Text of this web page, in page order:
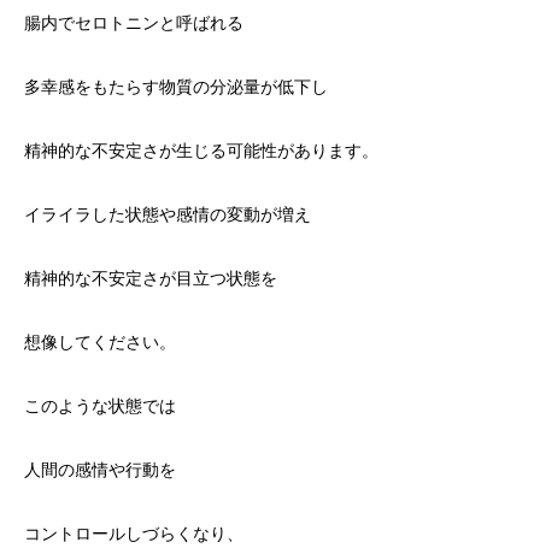
腸内でセロトニンと呼ばれる
多幸感をもたらす物質の分泌量が低下し
精神的な不安定さが生じる可能性があります。
イライラした状態や感情の変動が増え
精神的な不安定さが目立つ状態を
想像してください。
このような状態では
人間の感情や行動を
コントロールしづらくなり、